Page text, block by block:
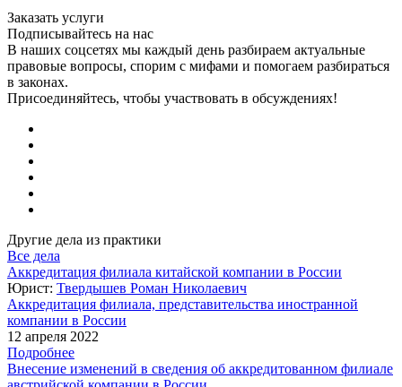
Заказать услуги
Подписывайтесь на нас
В наших соцсетях мы каждый день разбираем актуальные
правовые вопросы, спорим с мифами и помогаем разбираться
в законах.
Присоединяйтесь, чтобы участвовать в обсуждениях!
Другие дела из практики
Все дела
Аккредитация филиала китайской компании в России
Юрист: Твердышев Роман Николаевич
Аккредитация филиала, представительства иностранной
компании в России
12 апреля 2022
Подробнее
Внесение изменений в сведения об аккредитованном филиале